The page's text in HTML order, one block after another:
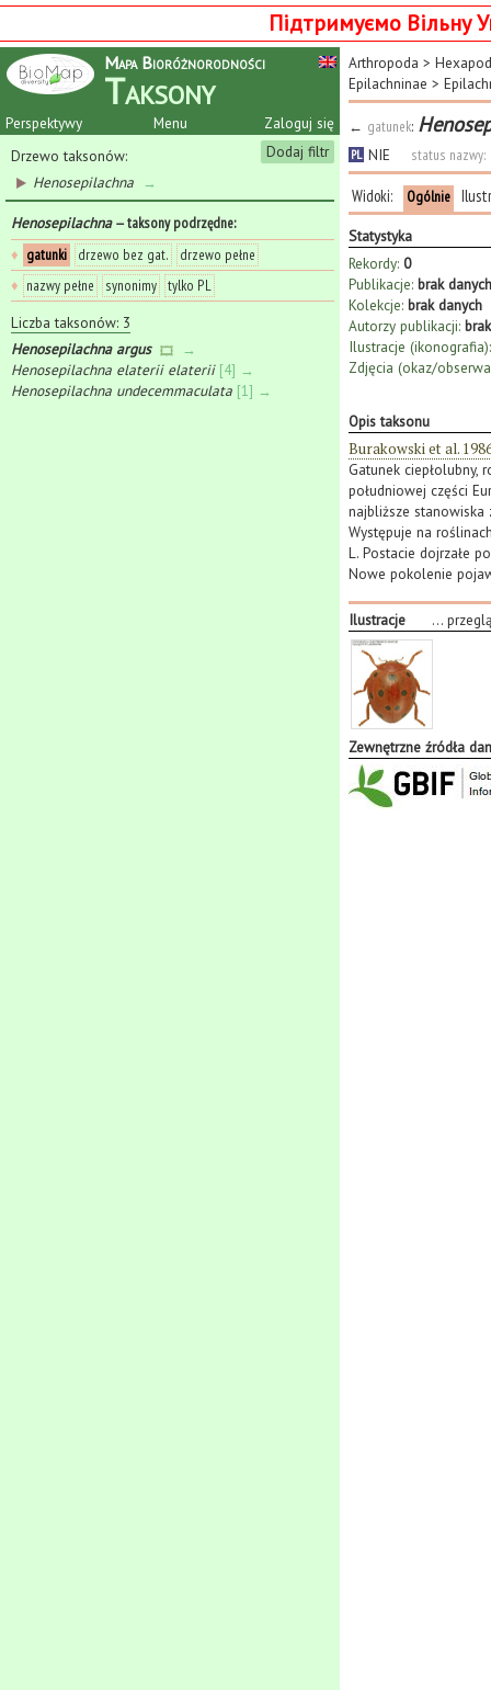
Підтримуємо Вільну
Mapa Bioróżnorodności
Taksony
Perspektywy Zaloguj się
Menu
Dodaj filtr
Drzewo taksonów:
Henosepilachna →
Henosepilachna— taksony podrzędne:
♦ gatunki drzewo bez gat.
drzewo pełne
♦ nazwy pełne synonimy tylko PL
Liczba taksonów: 3
Henosepilachna argus
→
Henosepilachna elaterii elaterii [4] →
Henosepilachna undecemmaculata [1] →
Arthropoda >
Epilachninae >
← gatunek:
PL NIE status nazwy:
Widoki: Ogólnie
Statystyka
Rekordy: 0
Publikacje: brak danych
Kolekcje: brak danych
Autorzy publikacji:
Ilustracje (ikonografia):
Zdjęcia (okaz/
Opis taksonu
Burakowski et al.
Gatunek ciepłolubny,
południowej części
najbliższe stanowiska
Występuje na
L. Postacie dojrzałe
Nowe pokolenie
Ilustracje ...
Zewnętrzne źródła